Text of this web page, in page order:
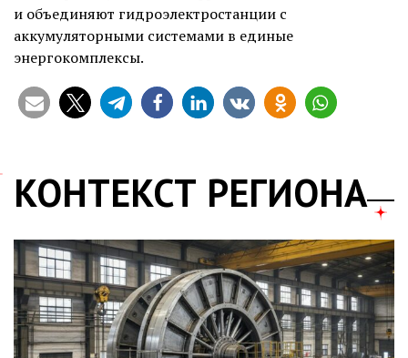
и объединяют гидроэлектростанции с
аккумуляторными системами в единые
энергокомплексы.
КОНТЕКСТ РЕГИОНА